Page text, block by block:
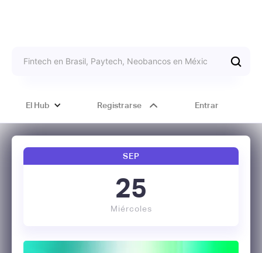
El Hub Registrarse Entrar
SEP
25
Miércoles